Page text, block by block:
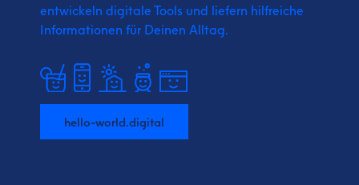
entwickeln digitale Tools und liefern hilfreiche
Informationen für Deinen Alltag.
hello-world.digital